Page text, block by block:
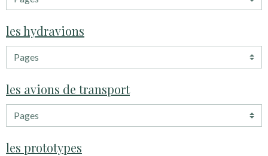
les hydravions
les avions de transport
les prototypes